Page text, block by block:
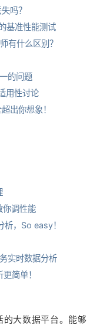
吗？
基准性能测试
有什么区别？
的问题
用性讨论
出你想象！
你调性能
，So easy！
实时数据分析
简单！
大数据平台。能够